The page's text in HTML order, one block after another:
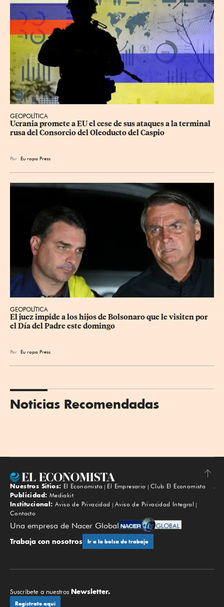
GEOPOLÍTICA
Ucrania promete a EU el cese de sus ataques a la terminal
rusa del Consorcio del Oleoducto del Caspio
Por Eu ropa Press
GEOPOLÍTICA
El juez impide a los hijos de Bolsonaro que le visiten por
el Día del Padre este domingo
Por Eu ropa Press
Noticias Recomendadas
Subir
Nuestros Sitios: El Economista El Empresario
Club El Economista
Publicidad: Mediakit
Institucional: Aviso de Privacidad
Aviso de Privacidad Integral
Contacto
Una empresa de Nacer Global
Trabaja con nosotros Ir a la bolsa de trabajo
Suscríbete a nuestros Newsletter.
Regístrate aquí